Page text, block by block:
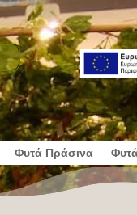
Φυτά Πράσινα